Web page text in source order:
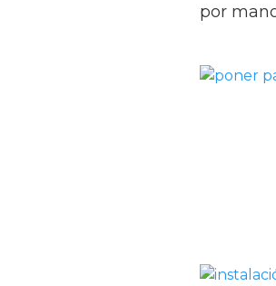
por